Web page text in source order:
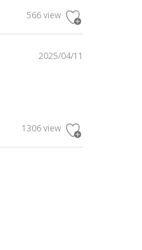
566 view
2025/04/11
1306 view